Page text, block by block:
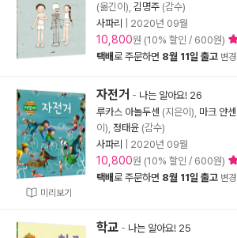
(옮긴이), 김명주 (감수)
사파리
2020년 09월
10,800원 (10% 할인 / 600원)
택배로 주문하면 8월 11일 출고 변경
미리보기
자전거 - 나는 알아요! 26
루카스 아놀두센 (지은이), 마크 얀센
이), 정태윤 (감수)
사파리
2020년 09월
10,800원 (10% 할인 / 600원)
택배로 주문하면 8월 11일 출고 변경
학교 - 나는 알아요! 25